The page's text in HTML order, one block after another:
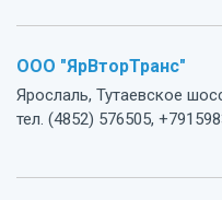
ООО "ЯрВторТранс"
Ярослаль, Тутаевское
тел. (4852) 576505,